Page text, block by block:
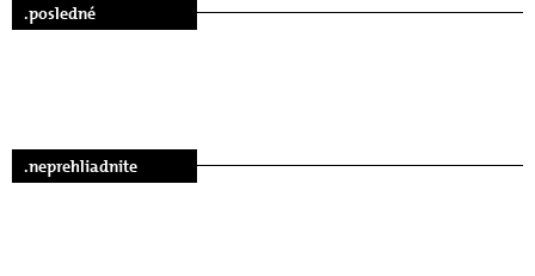
.posledné
.neprehliadnite